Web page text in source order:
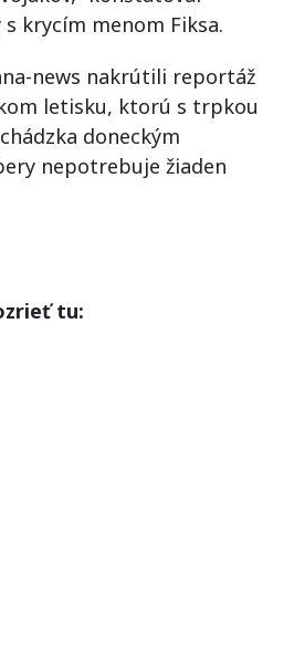
krycím menom Fiksa.
news nakrútili reportáž
letisku, ktorú s trpkou
doneckým
nepotrebuje žiaden
tu: